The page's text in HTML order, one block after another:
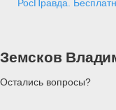
Земсков
Остались вопросы?